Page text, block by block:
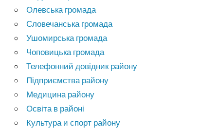
Олевська громада
Словечанська громада
Ушомирська громада
Чоповицька громада
Телефонний довідник району
Підприємства району
Медицина району
Освіта в районі
Культура и спорт району